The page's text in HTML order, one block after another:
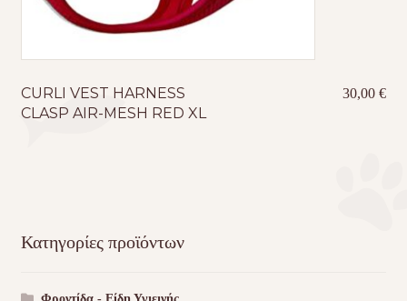
CURLI VEST HARNESS
CLASP AIR-MESH RED XL
30,00€
Κατηγορίες προϊόντων